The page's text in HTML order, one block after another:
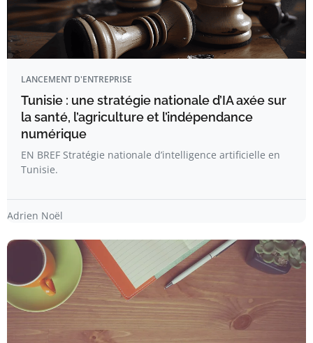
LANCEMENT D'ENTREPRISE
Tunisie : une stratégie nationale d’IA axée sur
la santé, l’agriculture et l’indépendance
numérique
EN BREF Stratégie nationale d’intelligence artificielle en
Tunisie.
Adrien Noël